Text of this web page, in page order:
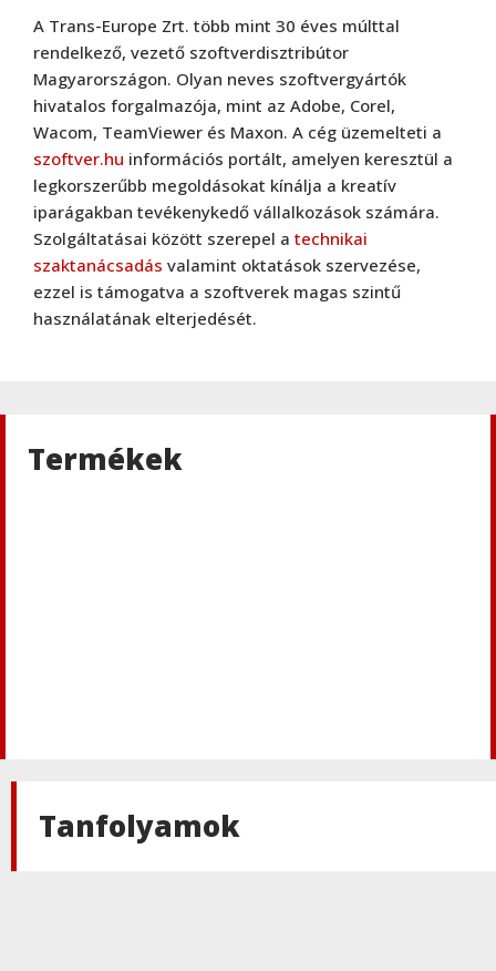
A Trans-Europe Zrt. több mint 30 éves múlttal
rendelkező, vezető szoftverdisztribútor
Magyarországon. Olyan neves szoftvergyártók
hivatalos forgalmazója, mint az Adobe, Corel,
Wacom, TeamViewer és Maxon. A cég üzemelteti a
szoftver.hu információs portált, amelyen keresztül a
legkorszerűbb megoldásokat kínálja a kreatív
iparágakban tevékenykedő vállalkozások számára.
Szolgáltatásai között szerepel a technikai
szaktanácsadás valamint oktatások szervezése,
ezzel is támogatva a szoftverek magas szintű
használatának elterjedését.
Termékek
Tanfolyamok